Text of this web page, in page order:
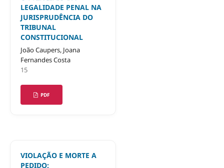
LEGALIDADE PENAL NA
JURISPRUDÊNCIA DO
TRIBUNAL
CONSTITUCIONAL
João Caupers, Joana
Fernandes Costa
15
PDF
VIOLAÇÃO E MORTE A
PEDIDO: